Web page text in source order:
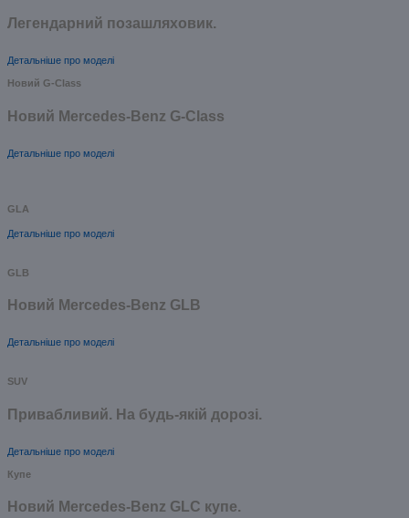
Легендарний позашляховик.
Детальніше про моделі
Новий G-Class
Новий Mercedes-Benz G-Class
Детальніше про моделі
GLA
Детальніше про моделі
GLB
Новий Mercedes-Benz GLB
Детальніше про моделі
SUV
Привабливий. На будь-якій дорозі.
Детальніше про моделі
Купе
Новий Mercedes-Benz GLС купе.